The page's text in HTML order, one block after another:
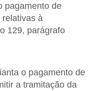
pagamento de
à
129, parágrafo
o pagamento de
a tramitação da